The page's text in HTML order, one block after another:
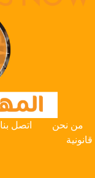
من نحن اتصل بنا
قانونية